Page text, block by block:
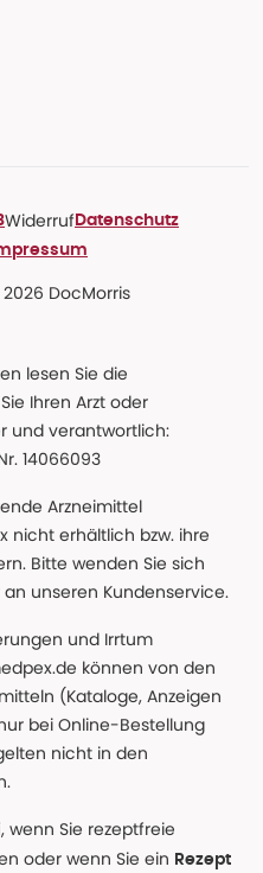
Widerruf Datenschutz
DocMorris
lesen Sie die
Ihren Arzt oder
und verantwortlich:
14066093
Arzneimittel
nicht erhältlich bzw. ihre
Bitte wenden Sie sich
unseren Kundenservice.
und Irrtum
können von den
(Kataloge, Anzeigen
bei Online-Bestellung
nicht in den
, wenn Sie rezeptfreie
oder wenn Sie ein Rezept